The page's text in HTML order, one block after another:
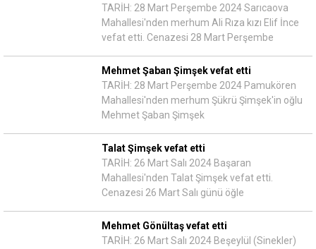
TARİH: 28 Mart Perşembe 2024 Sarıcaova
Mahallesi'nden merhum Ali Rıza kızı Elif İnce
vefat etti. Cenazesi 28 Mart Perşembe
Mehmet Şaban Şimşek vefat etti
TARİH: 28 Mart Perşembe 2024 Pamukören
Mahallesi'nden merhum Şükrü Şimşek'in oğlu
Mehmet Şaban Şimşek
Talat Şimşek vefat etti
TARİH: 26 Mart Salı 2024 Başaran
Mahallesi'nden Talat Şimşek vefat etti.
Cenazesi 26 Mart Salı günü öğle
Mehmet Gönültaş vefat etti
TARİH: 26 Mart Salı 2024 Beşeylül (Sinekler)